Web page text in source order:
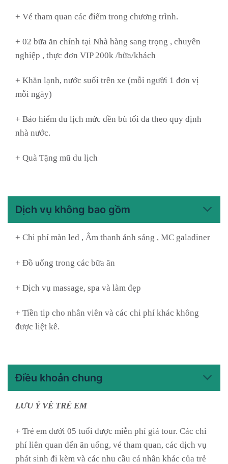
+ Vé tham quan các điểm trong chương trình.
+ 02 bữa ăn chính tại Nhà hàng sang trọng , chuyên
nghiệp , thực đơn VIP 200k /bữa/khách
+ Khăn lạnh, nước suối trên xe (mỗi người 1 đơn vị
mỗi ngày)
+ Bảo hiểm du lịch mức đền bù tối đa theo quy định
nhà nước.
+ Quà Tặng mũ du lịch
Dịch vụ không bao gồm
+ Chi phí màn led , Âm thanh ánh sáng , MC galadiner
+ Đồ uống trong các bữa ăn
+ Dịch vụ massage, spa và làm đẹp
+ Tiền tip cho nhân viên và các chi phí khác không
được liệt kê.
Điều khoản chung
LƯU Ý VỀ TRẺ EM
+ Trẻ em dưới 05 tuổi được miễn phí giá tour. Các chi
phí liên quan đến ăn uống, vé tham quan, các dịch vụ
phát sinh đi kèm và các nhu cầu cá nhân khác của trẻ